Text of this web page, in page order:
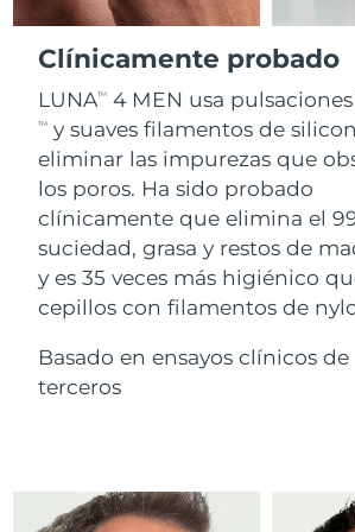
Clínicamente probado
LUNATM 4 MEN usa
TM
y suaves filamentos de
eliminar las impurezas que
los poros. Ha sido probado
clínicamente que elimina el
suciedad, grasa y restos de
y es 35 veces más higiénico
cepillos con filamentos de
Basado en ensayos clínicos de
terceros
For healthy hair
18% PAP
Comprar todo
FOREO APP
Israel
Japón
Jersey
Kazajistán
Kuwait
Letonia